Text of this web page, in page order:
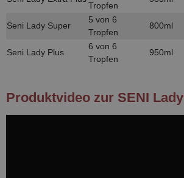
Tropfen
Seni Lady Super
5 von 6
Tropfen
800ml
Seni Lady Plus
6 von 6
Tropfen
950ml
Produktvideo zur SENI